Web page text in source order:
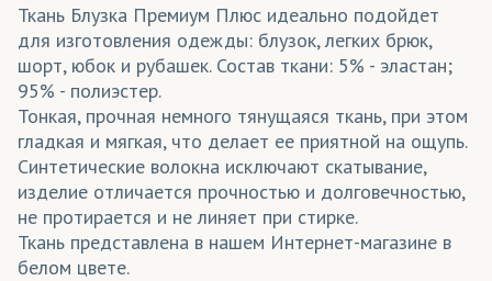
Ткань Блузка Премиум Плюс идеально подойдет
для изготовления одежды: блузок, легких брюк,
шорт, юбок и рубашек. Состав ткани: 5% - эластан;
95% - полиэстер.
Тонкая, прочная немного тянущаяся ткань, при этом
гладкая и мягкая, что делает ее приятной на ощупь.
Синтетические волокна исключают скатывание,
изделие отличается прочностью и долговечностью,
не протирается и не линяет при стирке.
Ткань представлена в нашем Интернет-магазине в
белом цвете.